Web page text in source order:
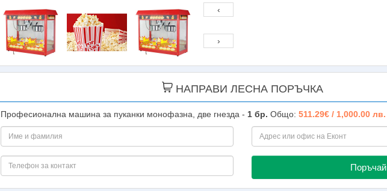
‹
›
НАПРАВИ ЛЕСНА ПОРЪЧКА
Професионална машина за пуканки монофазна, две гнезда - 1бр. Общо: 511.29€ / 1,000.00 лв.
Поръчай